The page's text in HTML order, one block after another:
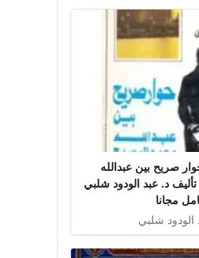
صريح بين عبدالله
وعبدالمسيح PDF تأليف د. عبد الودود شلبي
مجانا
الودود شلبي